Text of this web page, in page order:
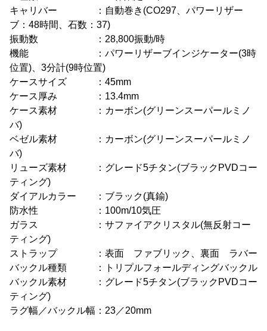
キャリバー ：自動巻き(CO297、パワーリザー
ブ：48時間、石数：37)
振動数 ：28,800振動/時
機能 ：パワーリザーブインジケーター(3時
位置)、3分計(9時位置)
ケースサイズ ：45mm
ケース厚み ：13.4mm
ケース素材 ：カーボン(グリーンスーパールミノ
バ)
ベゼル素材 ：カーボン(グリーンスーパールミノ
バ)
リューズ素材 ：グレード5チタン(ブラックPVDコー
ティング)
ダイアルカラー ：ブラック(真鍮)
防水性 ：100m/10気圧
ガラス ：サファイアクリスタル(無反射コー
ティング)
ストラップ ：表面 ファブリック、裏面 ラバー
バックル種類 ：トリプルフォールディングバックル
バックル素材 ：グレード5チタン(ブラックPVDコー
ティング)
ラグ幅／バックル幅：23／20mm